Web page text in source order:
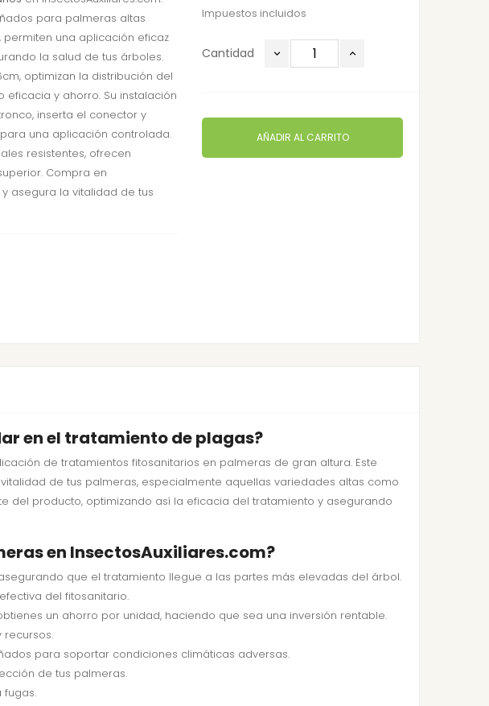
Impuestos incluidos
Cantidad
AÑADIR AL CARRITO
para palmeras altas
permiten una aplicación eficaz
la salud de tus árboles.
optimizan la distribución del
eficacia y ahorro. Su instalación
inserta el conector y
una aplicación controlada.
resistentes, ofrecen
Compra en
y asegura la vitalidad de tus
en el tratamiento de plagas?
de tratamientos fitosanitarios en palmeras de gran altura. Este
de tus palmeras, especialmente aquellas variedades altas como
del producto, optimizando así la eficacia del tratamiento y asegurando
en InsectosAuxiliares.com?
que el tratamiento llegue a las partes más elevadas del árbol.
del fitosanitario.
un ahorro por unidad, haciendo que sea una inversión rentable.
recursos.
para soportar condiciones climáticas adversas.
de tus palmeras.
fugas.